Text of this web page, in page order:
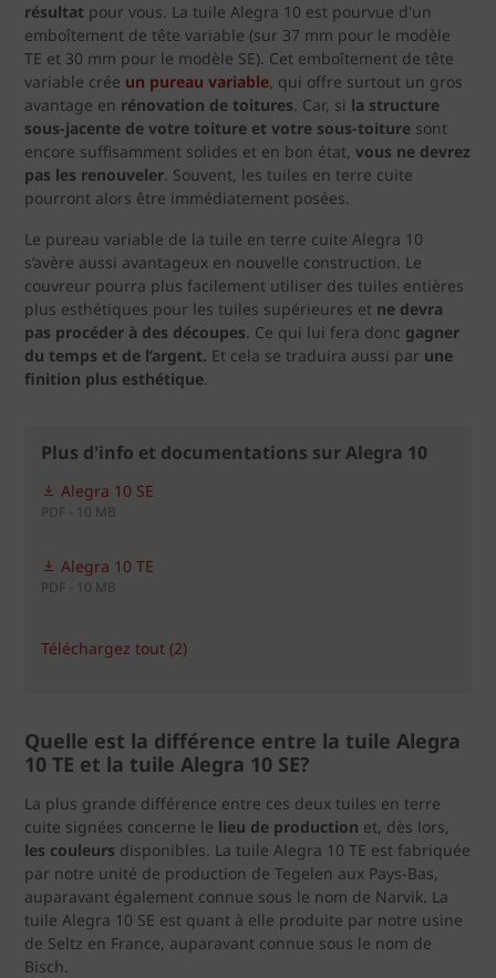
résultat pour vous. La tuile Alegra 10 est pourvue d'un
emboîtement de tête variable (sur 37 mm pour le modèle
TE et 30 mm pour le modèle SE). Cet emboîtement de tête
variable crée un pureau variable, qui offre surtout un gros
avantage en rénovation de toitures. Car, si la structure
sous-jacente de votre toiture et votre sous-toiture sont
encore suffisamment solides et en bon état, vous ne devrez
pas les renouveler. Souvent, les tuiles en terre cuite
pourront alors être immédiatement posées.
Le pureau variable de la tuile en terre cuite Alegra 10
s’avère aussi avantageux en nouvelle construction. Le
couvreur pourra plus facilement utiliser des tuiles entières
plus esthétiques pour les tuiles supérieures et ne devra
pas procéder à des découpes. Ce qui lui fera donc gagner
du temps et de l’argent. Et cela se traduira aussi par une
finition plus esthétique.
Plus d'info et documentations sur Alegra 10
Alegra 10 SE
PDF - 10 MB
Alegra 10 TE
PDF - 10 MB
Téléchargez tout (2)
Quelle est la différence entre la tuile Alegra
10 TE et la tuile Alegra 10 SE?
La plus grande différence entre ces deux tuiles en terre
cuite signées concerne le lieu de production et, dès lors,
les couleurs disponibles. La tuile Alegra 10 TE est fabriquée
par notre unité de production de Tegelen aux Pays-Bas,
auparavant également connue sous le nom de Narvik. La
tuile Alegra 10 SE est quant à elle produite par notre usine
de Seltz en France, auparavant connue sous le nom de
Bisch.